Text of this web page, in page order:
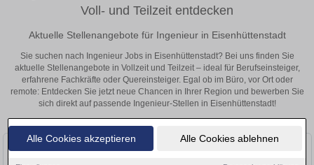
Alle Cookies akzeptieren Alle Cookies ablehnen
Voll- und Teilzeit entdecken
Aktuelle Stellenangebote für Ingenieur in Eisenhüttenstadt
Sie suchen nach Ingenieur Jobs in Eisenhüttenstadt? Bei uns finden Sie
aktuelle Stellenangebote in Vollzeit und Teilzeit – ideal für Berufseinsteiger,
erfahrene Fachkräfte oder Quereinsteiger. Egal ob im Büro, vor Ort oder
remote: Entdecken Sie jetzt neue Chancen in Ihrer Region und bewerben Sie
sich direkt auf passende Ingenieur-Stellen in Eisenhüttenstadt!